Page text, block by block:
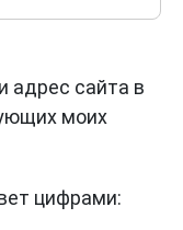
адрес сайта в
моих
цифрами: